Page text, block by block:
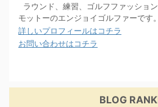
ラウンド、練習、ゴルフファッショ
モットーのエンジョイゴルファーです。
詳しいプロフィールはコチラ
お問い合わせはコチラ
BLOG